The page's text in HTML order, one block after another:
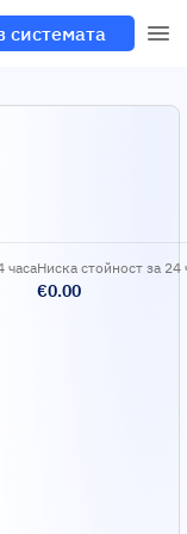
системата
часаНиска стойност за 24
€0.00